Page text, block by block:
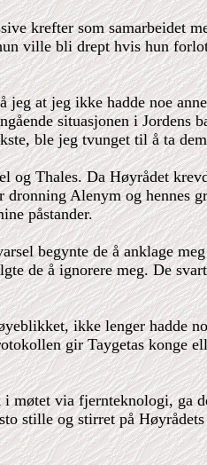
krefter som samarbeidet
ville bli drept hvis hun
at jeg ikke hadde noe
situasjonen i
ble jeg tvunget til å ta
Thales. Da Høyrådet
Alenym og hennes
påstander.
begynte de å anklage
de å ignorere meg. De
ikke lenger hadde
gir Taygetas konge
via fjernteknologi, ga
stille og stirret på